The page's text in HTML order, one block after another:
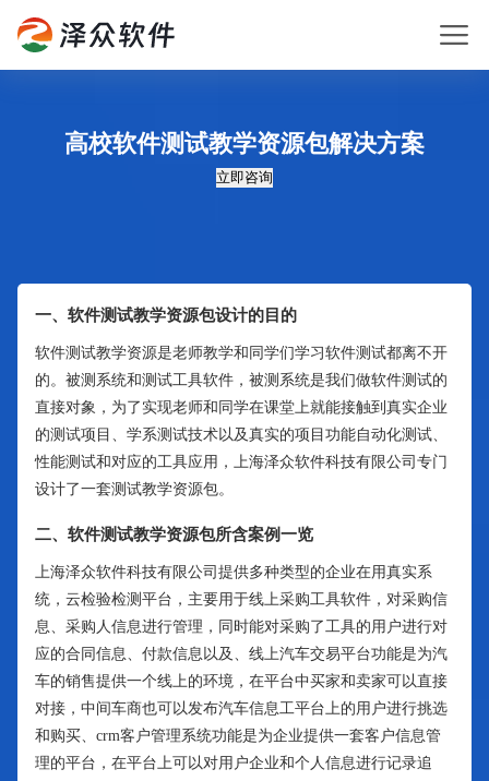
高校软件测试教学资源包解决方案
立即咨询
一、软件测试教学资源包设计的目的
软件测试教学资源是老师教学和同学们学习软件测试都离不开
的。被测系统和测试工具软件，被测系统是我们做软件测试的
直接对象，为了实现老师和同学在课堂上就能接触到真实企业
的测试项目、学系测试技术以及真实的项目功能自动化测试、
性能测试和对应的工具应用，上海泽众软件科技有限公司专门
设计了一套测试教学资源包。
二、软件测试教学资源包所含案例一览
上海泽众软件科技有限公司提供多种类型的企业在用真实系
统，云检验检测平台，主要用于线上采购工具软件，对采购信
息、采购人信息进行管理，同时能对采购了工具的用户进行对
应的合同信息、付款信息以及、线上汽车交易平台功能是为汽
车的销售提供一个线上的环境，在平台中买家和卖家可以直接
对接，中间车商也可以发布汽车信息工平台上的用户进行挑选
和购买、crm客户管理系统功能是为企业提供一套客户信息管
理的平台，在平台上可以对用户企业和个人信息进行记录追